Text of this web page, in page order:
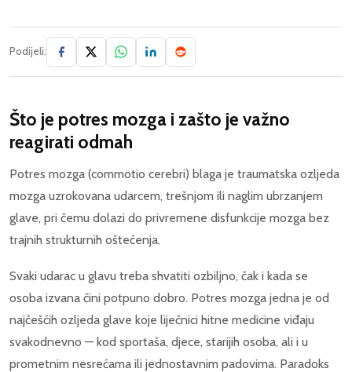
Podijeli:
Što je potres mozga i zašto je važno
reagirati odmah
Potres mozga (commotio cerebri) blaga je traumatska ozljeda
mozga uzrokovana udarcem, trešnjom ili naglim ubrzanjem
glave, pri čemu dolazi do privremene disfunkcije mozga bez
trajnih strukturnih oštećenja.
Svaki udarac u glavu treba shvatiti ozbiljno, čak i kada se
osoba izvana čini potpuno dobro. Potres mozga jedna je od
najčešćih ozljeda glave koje liječnici hitne medicine viđaju
svakodnevno — kod sportaša, djece, starijih osoba, ali i u
prometnim nesrećama ili jednostavnim padovima. Paradoks